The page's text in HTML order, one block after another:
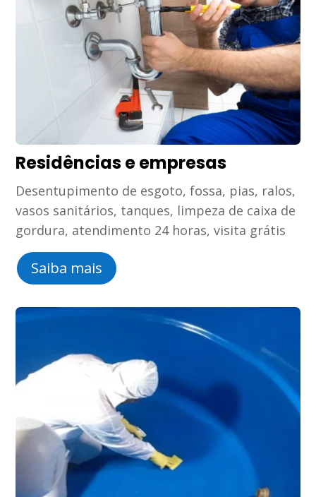
Residências e empresas
Desentupimento de esgoto, fossa, pias, ralos,
vasos sanitários, tanques, limpeza de caixa de
gordura, atendimento 24 horas, visita grátis
Saiba mais